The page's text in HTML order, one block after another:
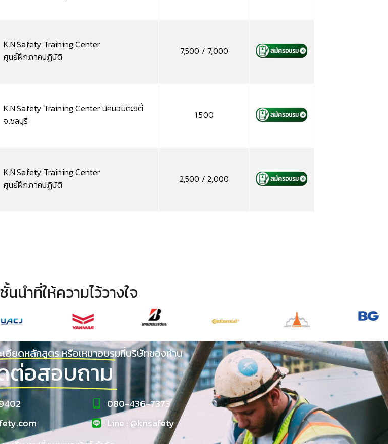
K.N.Safety Training Center
ศูนย์ฝึกภาคปฏิบัติ
7,500 / 7,000
K.N.Safety Training Center นิคมอมตะซิตี้
จ.ชลบุรี
1,500
K.N.Safety Training Center
ศูนย์ฝึกภาคปฏิบัติ
2,500 / 2,000
นำที่ให้ความไว้วางใจ
เอียดหลักสูตร หรือเหมาอบรมที่บริษัทของท่าน
ต่อสอบถาม
080-436-7373
Line : @knsafety